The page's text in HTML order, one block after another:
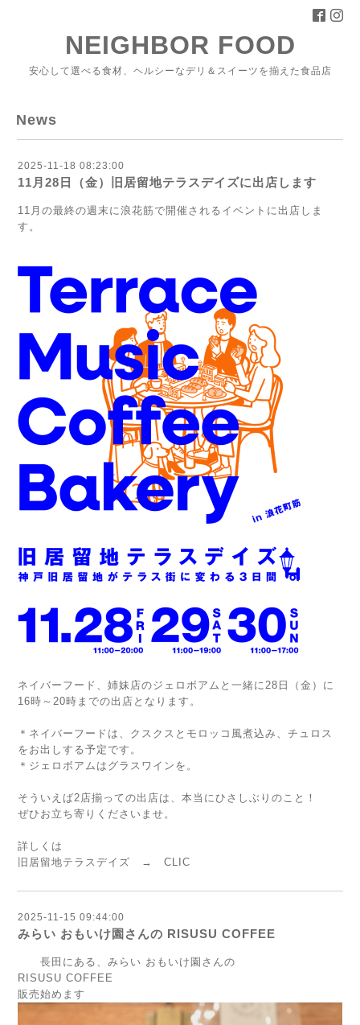
NEIGHBOR FOOD
安心して選べる食材、ヘルシーなデリ＆スイーツを揃えた食品店
News
2025-11-18 08:23:00
11月28日（金）旧居留地テラスデイズに出店します
11月の最終の週末に浪花筋で開催されるイベントに出店しま
す。
ネイバーフード、姉妹店のジェロボアムと一緒に28日（金）に
16時～20時までの出店となります。
＊ネイバーフードは、クスクスとモロッコ風煮込み、チュロス
をお出しする予定です。
＊ジェロボアムはグラスワインを。
そういえば2店揃っての出店は、本当にひさしぶりのこと！
ぜひお立ち寄りくださいませ。
詳しくは
旧居留地テラスデイズ → CLIC
2025-11-15 09:44:00
みらい おもいけ園さんの RISUSU COFFEE
長田にある、みらい おもいけ園さんの
RISUSU COFFEE
販売始めます